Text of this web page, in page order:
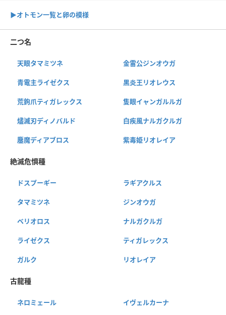
▶︎オトモン一覧と卵の模様
二つ名
天眼タマミツネ 金雷公ジンオウガ
青電主ライゼクス 黒炎王リオレウス
荒鉤爪ティガレックス 隻眼イャンガルルガ
燼滅刃ディノバルド 白疾風ナルガクルガ
鏖魔ディアブロス 紫毒姫リオレイア
絶滅危惧種
ドスプーギー ラギアクルス
タマミツネ ジンオウガ
ベリオロス ナルガクルガ
ライゼクス ティガレックス
ガルク リオレイア
古龍種
ネロミェール イヴェルカーナ